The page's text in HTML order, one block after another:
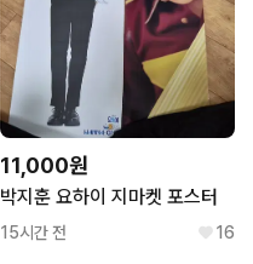
11,000원
박지훈 요하이 지마켓 포스터
15시간 전 16